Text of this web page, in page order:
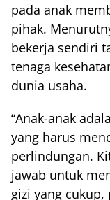
pada anak
pihak.
bekerja sendiri
tenaga
dunia usaha.
“Anak-anak
yang harus
perlindungan.
jawab untuk
gizi yang cukup,